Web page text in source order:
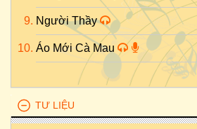
Người Thầy
Áo Mới Cà Mau
TƯ LIỆU